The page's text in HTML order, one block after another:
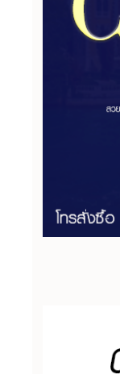
หลังคาctเว
Coating สีค